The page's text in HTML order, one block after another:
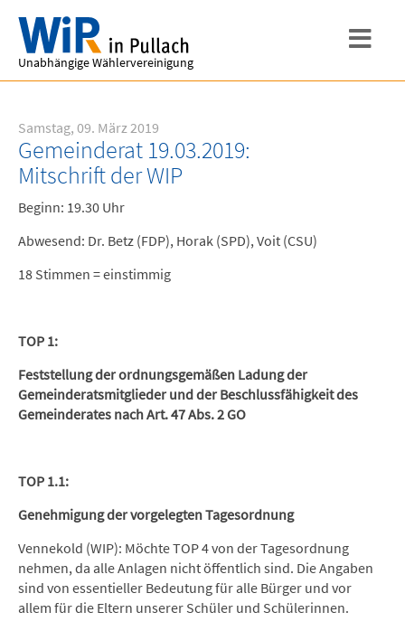
Unabhängige Wählervereinigung
Samstag, 09. März 2019
Gemeinderat 19.03.2019:
Mitschrift der WIP
Beginn: 19.30 Uhr
Abwesend: Dr. Betz (FDP), Horak (SPD), Voit (CSU)
18 Stimmen = einstimmig
TOP 1:
Feststellung der ordnungsgemäßen Ladung der
Gemeinderatsmitglieder und der Beschlussfähigkeit des
Gemeinderates nach Art. 47 Abs. 2 GO
TOP 1.1:
Genehmigung der vorgelegten Tagesordnung
Vennekold (WIP): Möchte TOP 4 von der Tagesordnung
nehmen, da alle Anlagen nicht öffentlich sind. Die Angaben
sind von essentieller Bedeutung für alle Bürger und vor
allem für die Eltern unserer Schüler und Schülerinnen.